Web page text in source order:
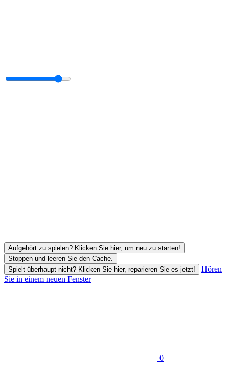
Aufgehört zu spielen? Klicken Sie hier, um neu zu starten!
Stoppen und leeren Sie den Cache.
Spielt überhaupt nicht? Klicken Sie hier, reparieren Sie es jetzt!
Hören
Sie in einem neuen Fenster
0